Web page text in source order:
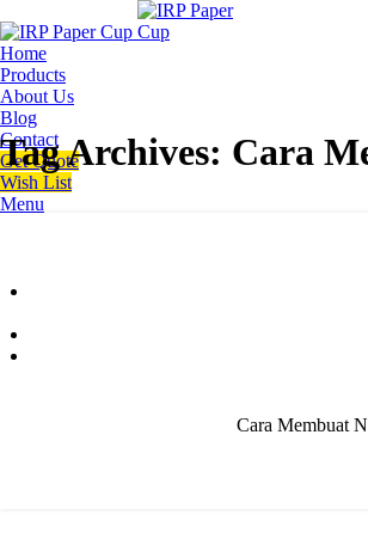
Home
Products
About Us
Blog
Contact
Get Quote
Wish List
Menu
Tag Archives: Cara
Cara Membuat